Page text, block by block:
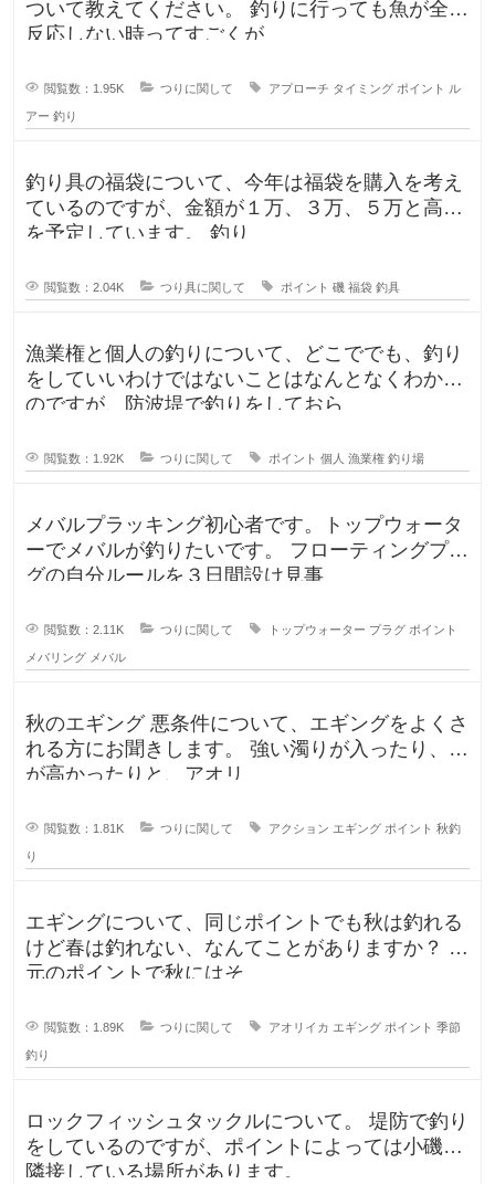
ついて教えてください。 釣りに行っても魚が全く
反応しない時ってすごくが
閲覧数：1.95K つりに関して アプローチ タイミング ポイント ル
アー 釣り
釣り具の福袋について、今年は福袋を購入を考え
ているのですが、金額が１万、３万、５万と高額
を予定しています。 釣り
閲覧数：2.04K つり具に関して ポイント 磯 福袋 釣具
漁業権と個人の釣りについて、どこででも、釣り
をしていいわけではないことはなんとなくわかる
のですが、防波堤で釣りをしておら
閲覧数：1.92K つりに関して ポイント 個人 漁業権 釣り場
メバルプラッキング初心者です。トップウォータ
ーでメバルが釣りたいです。 フローティングプラ
グの自分ルールを３日間設け見事
閲覧数：2.11K つりに関して トップウォーター プラグ ポイント
メバリング メバル
秋のエギング 悪条件について、エギングをよくさ
れる方にお聞きします。 強い濁りが入ったり、波
が高かったりと、アオリ
閲覧数：1.81K つりに関して アクション エギング ポイント 秋釣
り
エギングについて、同じポイントでも秋は釣れる
けど春は釣れない、なんてことがありますか？ 地
元のポイントで秋にはそ
閲覧数：1.89K つりに関して アオリイカ エギング ポイント 季節
釣り
ロックフィッシュタックルについて。 堤防で釣り
をしているのですが、ポイントによっては小磯が
隣接している場所があります。